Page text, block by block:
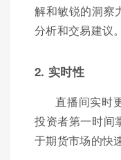
解和敏锐的洞察
分析和交易建议。
2. 实时性
直播间实时
投资者第一时间
于期货市场的快